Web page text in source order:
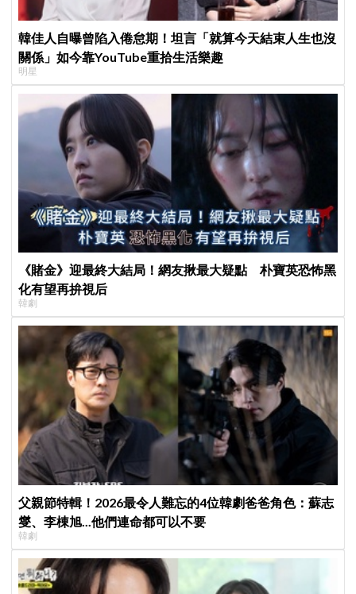
韓佳人自曝曾陷入倦怠期！坦言「就算今天結束人生也沒
關係」如今靠YouTube重拾生活樂趣
明星
《賭金》迎最終大結局！網友揪最大疑點 朴寶英恐怖黑
化有望再拚視后
韓劇
父親節特輯！2026最令人難忘的4位韓劇爸爸角色：蘇志
燮、李棟旭...他們連命都可以不要
韓劇